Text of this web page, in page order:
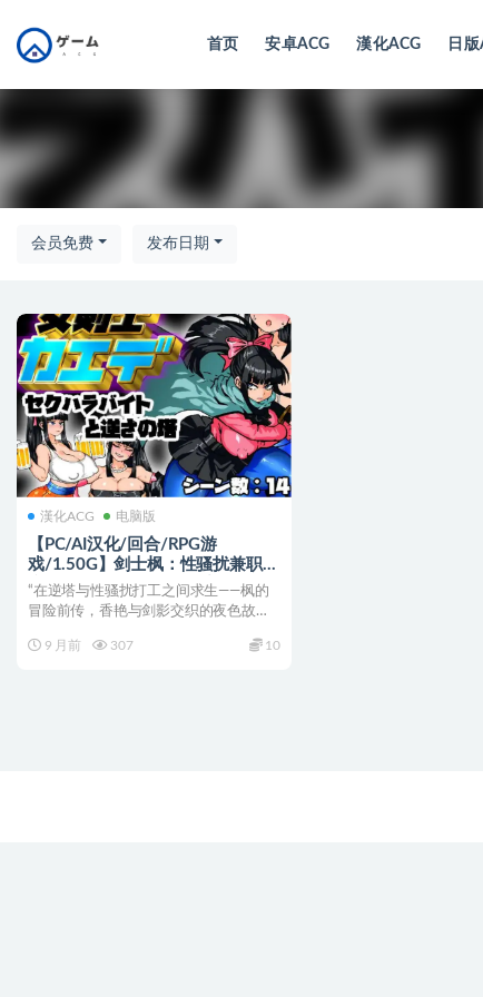
首页 安卓ACG 漢化ACG 日版
会员免费 发布日期
漢化ACG 电脑版
【PC/AI汉化/回合/RPG游
戏/1.50G】剑士枫：性骚扰兼职与
逆塔冒险 AI汉化版+全回想存档+回
合RPG游戏+1.50G
“在逆塔与性骚扰打工之间求生——枫的
冒险前传，香艳与剑影交织的夜色故
9 月前
307 10